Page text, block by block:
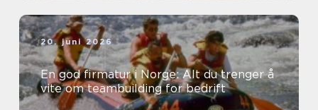
20. juni 2026
En god firmatur i Norge: Alt du trenger å
vite om teambuilding for bedrift